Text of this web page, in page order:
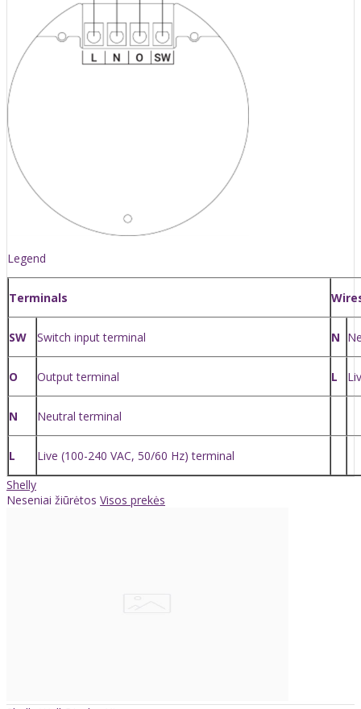
Legend
Terminals
SW Switch input terminal N
O Output terminal L
N Neutral terminal
L
Live (100-240 VAC, 50/60 Hz) terminal
Shelly
Neseniai žiūrėtos Visos prekės